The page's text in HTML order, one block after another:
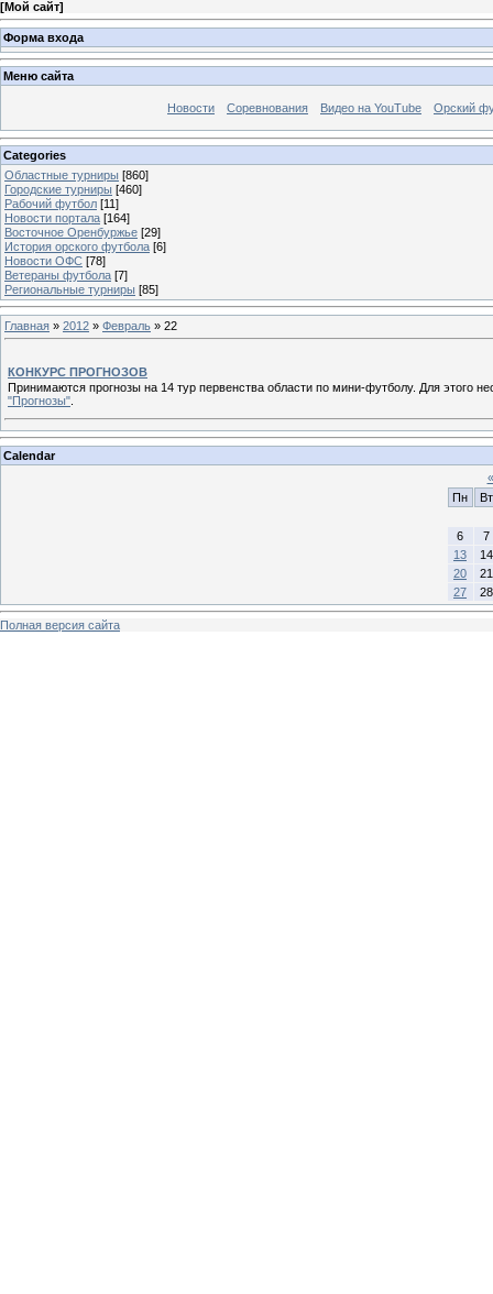
[Мой сайт]
Форма входа
Меню сайта
Новости Соревнования Видео на YouTube Орский
Categories
Областные турниры [860]
Городские турниры [460]
Рабочий футбол [11]
Новости портала [164]
Восточное Оренбуржье [29]
История орского футбола [6]
Новости ОФС [78]
Ветераны футбола [7]
Региональные турниры [85]
Главная » 2012 » Февраль » 22
КОНКУРС ПРОГНОЗОВ
Принимаются прогнозы на 14 тур первенства области по мини-футболу. Для этого
"Прогнозы"
Calendar
«
Пн
Вт
6
7
13
14
20
21
27
28
Полная версия сайта